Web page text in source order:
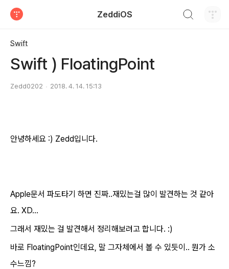
ZeddiOS
Swift
Swift ) FloatingPoint
Zedd0202 2018. 4. 14. 15:13
안녕하세요 :) Zedd입니다.
Apple문서 파도타기 하면 진짜..재밌는걸 많이 발견하는 것 같아
요. XD...
그래서 재밌는 걸 발견해서 정리해보려고 합니다. :)
바로 FloatingPoint인데요, 말 그자체에서 볼 수 있듯이.. 뭔가 소
수느낌?